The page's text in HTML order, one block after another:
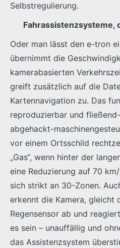
Selbstregulierung.
Fahrassistenzsysteme,
Oder man lässt den e-tron
übernimmt die
kamerabasierten
greift zusätzlich auf die
Kartennavigation zu. Das
reproduzierbar und
abgehackt-
vor einem Ortsschild
„Gas“, wenn hinter der
eine Reduzierung auf 70
sich strikt an 30-Zonen.
erkennt die Kamera, gleicht
Regensensor ab und
es sein – unauffällig und
das Assistenzsystem